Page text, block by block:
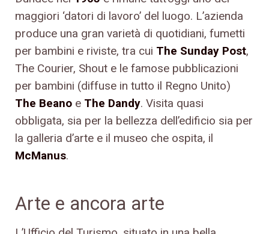
maggiori ‘datori di lavoro’ del luogo. L’azienda
produce una gran varietà di quotidiani, fumetti
per bambini e riviste, tra cui The Sunday Post,
The Courier, Shout e le famose pubblicazioni
per bambini (diffuse in tutto il Regno Unito)
The Beano e The Dandy. Visita quasi
obbligata, sia per la bellezza dell’edificio sia per
la galleria d’arte e il museo che ospita, il
McManus.
Arte e ancora arte